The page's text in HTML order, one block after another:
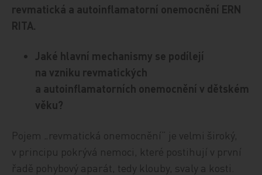
revmatická a autoinflamatorní onemocnění ERN
RITA.
Jaké hlavní mechanismy se podílejí
na vzniku revmatických
a autoinflamatorních onemocnění v dětském
věku?
Pojem „revmatická onemocnění“ je velmi široký,
v principu pokrývá nemoci, které postihují v první
řadě pohybový aparát, tedy klouby, svaly a kosti.